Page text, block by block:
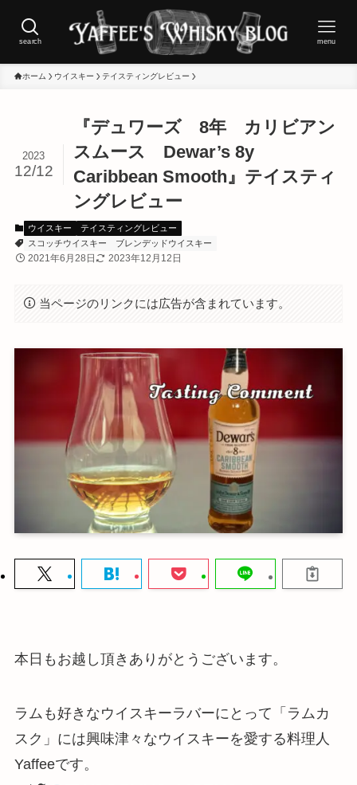
search menu
ホーム ウイスキー テイスティングレビュー
『デュワーズ 8年 カリビアン
スムース Dewar’s 8y
Caribbean Smooth』テイスティ
ングレビュー
2023
12/12
ウイスキー
テイスティングレビュー
スコッチウイスキー
ブレンデッドウイスキー
2021年6月28日 2023年12月12日
当ページのリンクには広告が含まれています。
本日もお越し頂きありがとうございます。
ラムも好きなウイスキーラバーにとって「ラムカ
スク」には興味津々なウイスキーを愛する料理人
Yaffeeです。